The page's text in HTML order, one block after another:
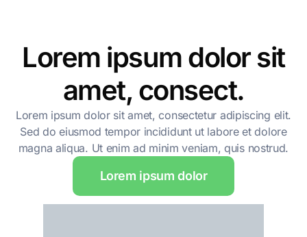
Lorem ipsum dolor sit
amet, consect.​
Lorem ipsum dolor sit amet, consectetur adipiscing elit.
Sed do eiusmod tempor incididunt ut labore et dolore
magna aliqua. Ut enim ad minim veniam, quis nostrud.
Lorem ipsum dolor